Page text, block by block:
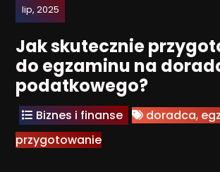
lip, 2025
Jak skutecznie
do egzaminu na
podatkowego?
Biznes i finanse doradca,
przygotowanie